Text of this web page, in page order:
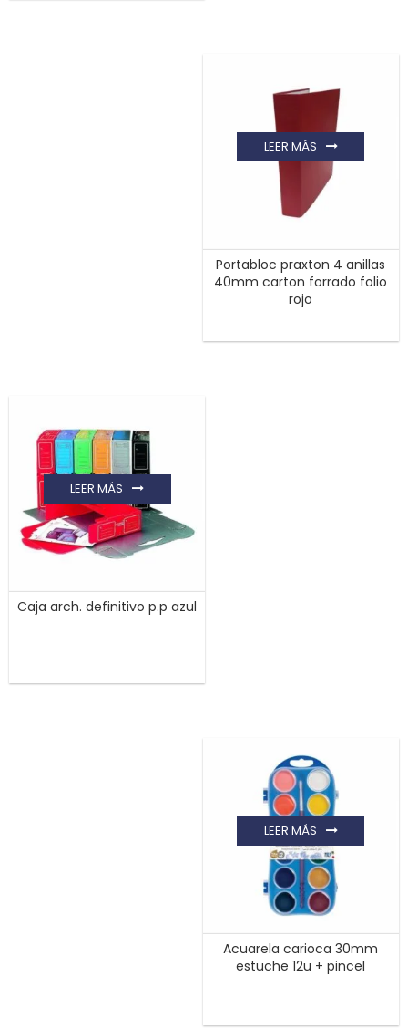
Portabloc praxton 4 anillas
40mm carton forrado folio
rojo
LEER MÁS
Caja arch. definitivo p.p azul
LEER MÁS
Acuarela carioca 30mm
estuche 12u + pincel
LEER MÁS